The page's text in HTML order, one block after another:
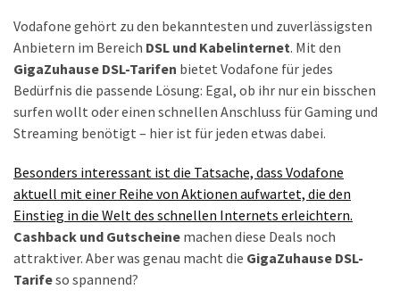
Wo
liegen
die
Unterschiede
und
passt
besser
dir?
Kurzzeitreisende:
Vodafone gehört zu den bekanntesten und zuverlässigsten
Anbietern im Bereich DSL und Kabelinternet. Mit den
GigaZuhause DSL-Tarifen bietet Vodafone für jedes
Bedürfnis die passende Lösung: Egal, ob ihr nur ein bisschen
surfen wollt oder einen schnellen Anschluss für Gaming und
Streaming benötigt – hier ist für jeden etwas dabei.
Besonders interessant ist die Tatsache, dass Vodafone
aktuell mit einer Reihe von Aktionen aufwartet, die den
Einstieg in die Welt des schnellen Internets erleichtern.
Cashback und Gutscheine machen diese Deals noch
attraktiver. Aber was genau macht die GigaZuhause DSL-
Tarifeso spannend?